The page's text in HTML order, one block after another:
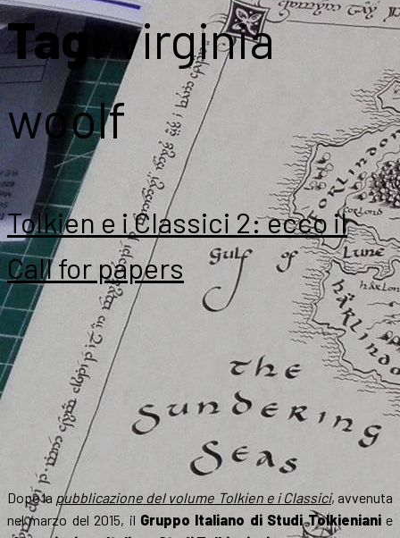
Tag:virginia
woolf
Tolkien e i Classici 2: ecco il
Call for papers
Dopo la pubblicazione del volume Tolkien e i Classici, avvenuta
nel marzo del 2015, il Gruppo Italiano di Studi Tolkienianie